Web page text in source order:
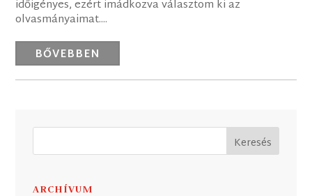
időigényes, ezért imádkozva választom ki az
olvasmányaimat....
BŐVEBBEN
ARCHÍVUM